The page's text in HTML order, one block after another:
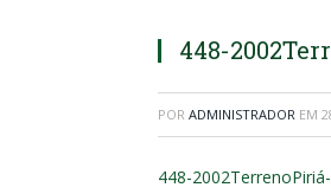
448-
POR ADMINISTRADOR EM
448-